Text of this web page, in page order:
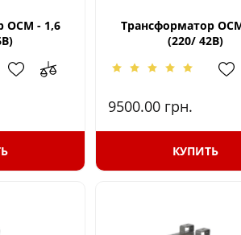
ОСМ - 1,6
Трансформатор
(220/ 42В)
9500.00 грн.
КУПИТЬ